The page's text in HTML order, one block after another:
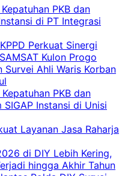
PKB dan
di PT Integrasi
Perkuat Sinergi
Kulon Progo
Survei Ahli Waris Korban
PKB dan
Instansi di Unisi
Layanan Jasa Raharja
di DIY Lebih Kering,
hingga Akhir Tahun